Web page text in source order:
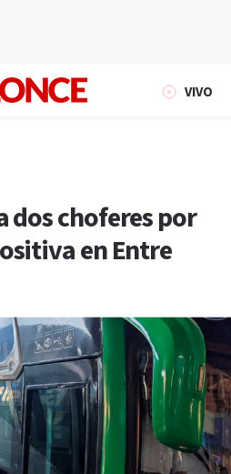
VIVO
dos choferes por
en Entre